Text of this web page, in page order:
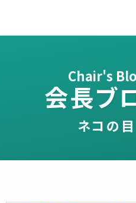
Chair's
会長ブ
ネコの目